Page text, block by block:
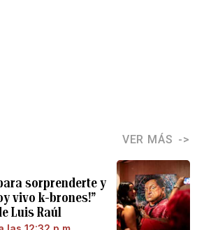
VER MÁS
sorprenderte y
vivo k-brones!”
Luis Raúl